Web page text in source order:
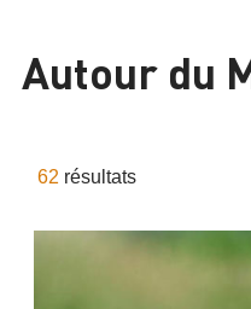
Autour du
62 résultats